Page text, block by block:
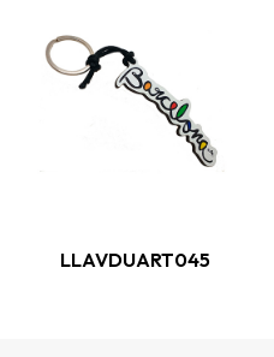
LLAVDUART045